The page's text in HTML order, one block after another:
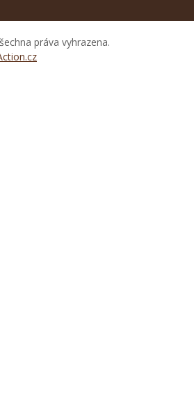
práva vyhrazena.